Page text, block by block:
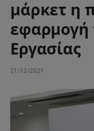
μάρκετ η
εφαρμογή
Εργασίας
21/12/2021